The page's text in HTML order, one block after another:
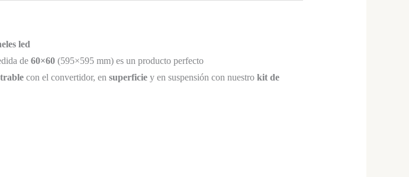
led
de 60×60(595×595 mm) es un producto perfecto
con el convertidor, en superficiey en suspensión con nuestrokit de